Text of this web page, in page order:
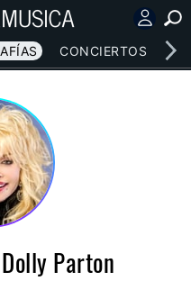
CONCIERTOS
Parton